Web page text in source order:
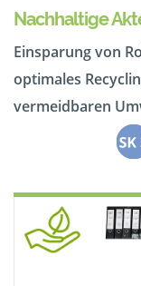
Nachhaltige
Einsparung von
optimales
vermeidbaren